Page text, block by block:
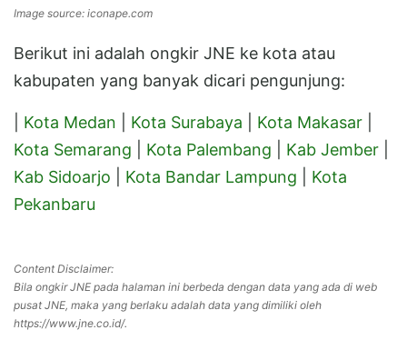
Image source: iconape.com
Berikut ini adalah ongkir JNE ke kota atau
kabupaten yang banyak dicari pengunjung:
Kota Medan Kota Surabaya Kota Makasar
Kota Semarang
Kota Palembang Kab Jember
Kab Sidoarjo
Kota Bandar Lampung
Kota
Pekanbaru
Content Disclaimer:
Bila ongkir JNE pada halaman ini berbeda dengan data yang ada di web
pusat JNE, maka yang berlaku adalah data yang dimiliki oleh
https://www.jne.co.id/.